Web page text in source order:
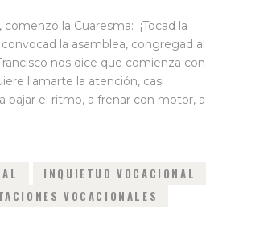
la Cuaresma: ¡Tocad la
la asamblea, congregad al
nos dice que comienza con
llamarte la atención, casi
bajar el ritmo, a frenar con motor, a
INQUIETUD VOCACIONAL
VOCACIONALES